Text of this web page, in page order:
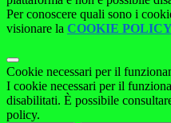
Per conoscere quali sono i
visionare la COOKIE POLICY
Cookie necessari per il
I cookie necessari per il
disabilitati. È possibile
policy.